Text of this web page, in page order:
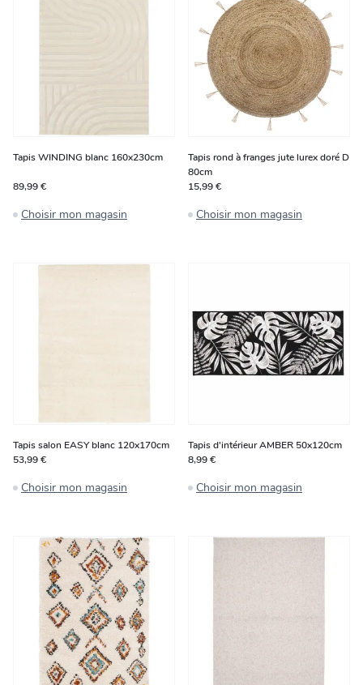
Tapis WINDING blanc 160x230cm
89,99 €
Choisir mon magasin
Tapis rond à franges jute lurex doré D
80cm
15,99 €
Choisir mon magasin
Tapis salon EASY blanc 120x170cm
53,99 €
Choisir mon magasin
Tapis d'intérieur AMBER 50x120cm
8,99 €
Choisir mon magasin